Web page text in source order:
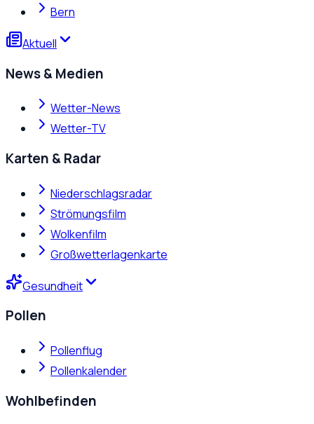
Bern
Aktuell
News & Medien
Wetter-News
Wetter-TV
Karten & Radar
Niederschlagsradar
Strömungsfilm
Wolkenfilm
Großwetterlagenkarte
Gesundheit
Pollen
Pollenflug
Pollenkalender
Wohlbefinden